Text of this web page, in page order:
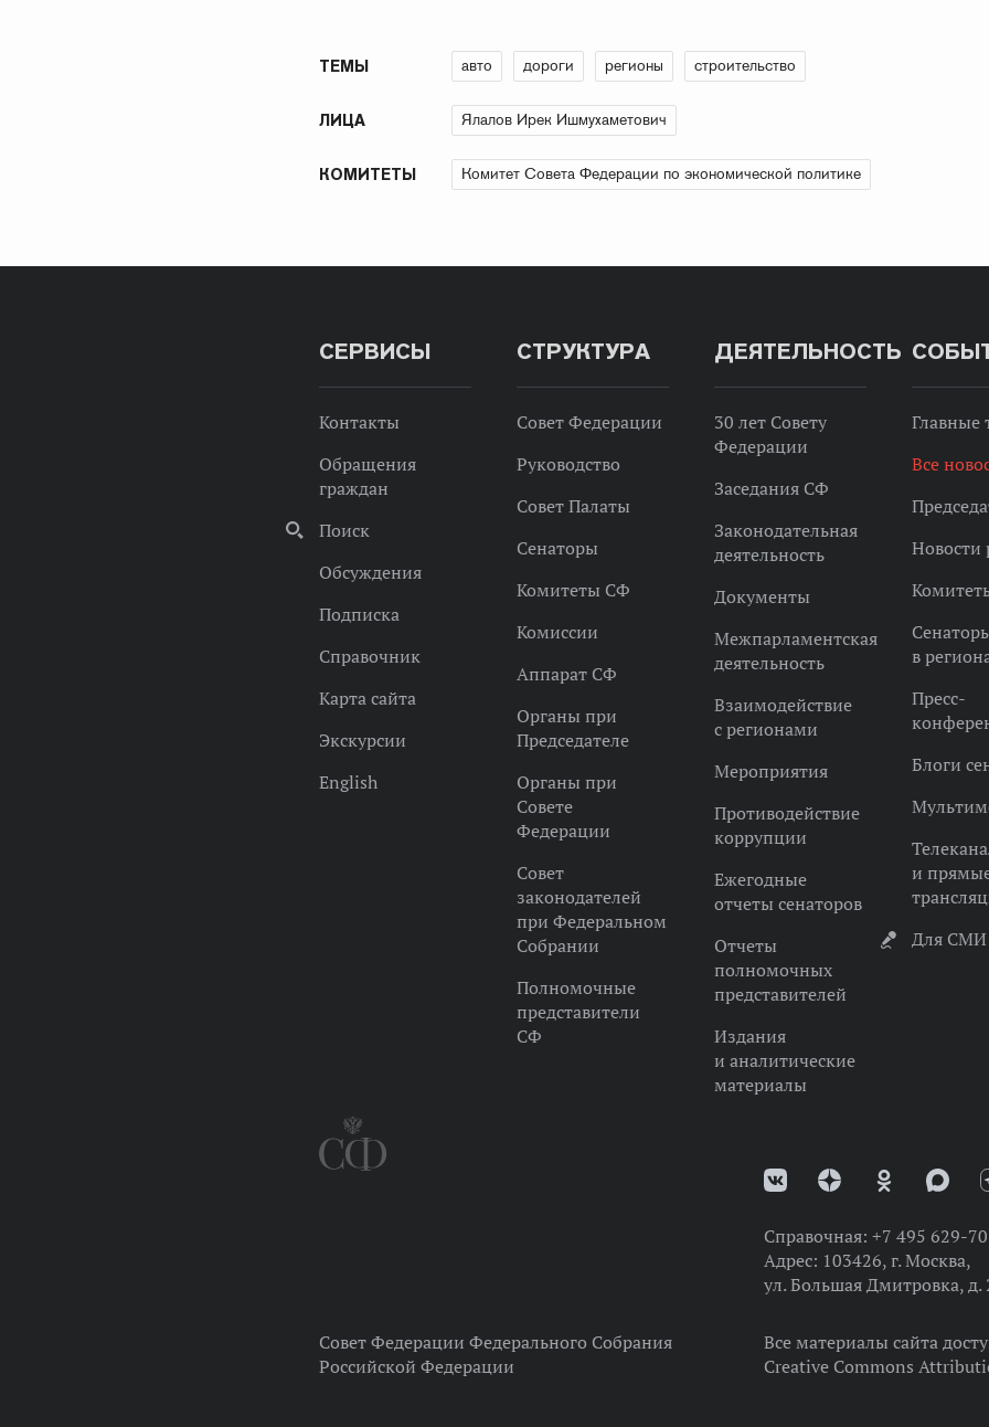
ТЕМЫ авто дороги регионы строительство
ЛИЦА Ялалов Ирек Ишмухаметович
КОМИТЕТЫ Комитет Совета Федерации по экономической политике
СЕРВИСЫ
Контакты
Обращения
граждан
Поиск
Обсуждения
Подписка
Справочник
Карта сайта
Экскурсии
English
СТРУКТУРА
Совет Федерации
Руководство
Совет Палаты
Сенаторы
Комитеты СФ
Комиссии
Аппарат СФ
Органы при
Председателе
Органы при
Совете
Федерации
Совет
законодателей
при Федеральном
Собрании
Полномочные
представители
СФ
ДЕЯТЕЛЬНОСТЬ
30 лет Совету
Федерации
Заседания СФ
Законодательная
деятельность
Документы
Межпарламентская
деятельность
Взаимодействие
с регионами
Мероприятия
Противодействие
коррупции
Ежегодные
отчеты сенаторов
Отчеты
полномочных
представителей
Издания
и аналитические
материалы
Главные
Все
Новости
в
Пресс-
Блоги
и
Для СМИ
Справочная: +7 495 629-
Адрес: 103426, г. Москва,
ул. Большая Дмитровка, д.
Совет Федерации Федерального Собрания
Российской Федерации
Все материалы сайта
Creative Commons